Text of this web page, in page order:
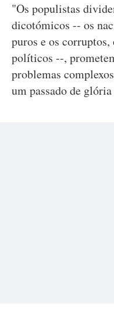
"Os populistas
dicotómicos -- os
puros e os
políticos --,
problemas
um passado de